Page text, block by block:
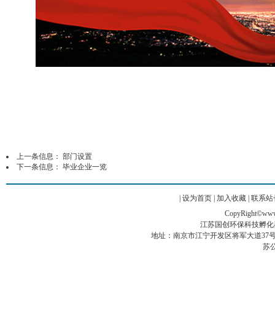
上一条信息： 部门设置
下一条信息： 毕业企业一览
设为首页 加入收藏 联系站
江苏国创环保科技孵
地址：南京市江宁开发区将军大道37
苏